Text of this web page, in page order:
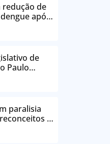
redução de
após
da
de
Paulo
paralisia
e